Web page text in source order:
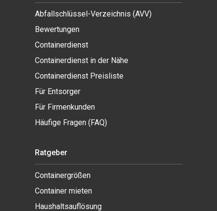
Abfallschlüssel-Verzeichnis (AVV)
Bewertungen
Containerdienst
Containerdienst in der Nähe
Containerdienst Preisliste
Für Entsorger
Für Firmenkunden
Häufige Fragen (FAQ)
Ratgeber
Containergrößen
Container mieten
Haushaltsauflösung